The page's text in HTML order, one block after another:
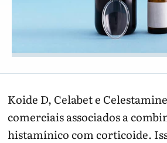
Koide D, Celabet e
comerciais associados a
histamínico com corticoide.